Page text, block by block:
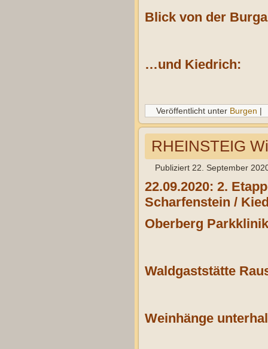
Blick von der
…und Kiedrich:
Veröffentlicht unter Burgen |
RHEINSTEIG
Publiziert 22. September
22.09.2020: 2.
Scharfenstein /
Oberberg
Waldgaststätte
Weinhänge